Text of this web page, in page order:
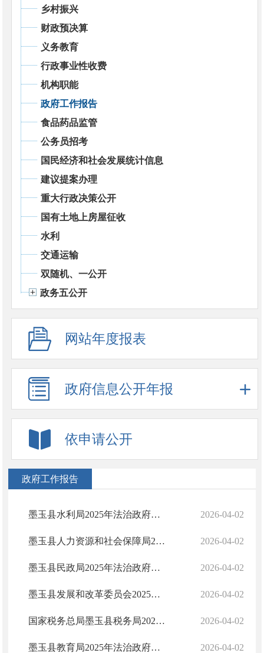
乡村振兴
财政预决算
义务教育
行政事业性收费
机构职能
政府工作报告
食品药品监管
公务员招考
国民经济和社会发展统计信息
建议提案办理
重大行政决策公开
国有土地上房屋征收
水利
交通运输
双随机、一公开
政务五公开
网站年度报表
政府信息公开年报
依申请公开
政府工作报告
2026-04-02
墨玉县水利局2025年法治政府建设年度报告
2026-04-02
墨玉县人力资源和社会保障局2025年法治政府建设年度报告
2026-04-02
墨玉县民政局2025年法治政府建设年度报告
2026-04-02
墨玉县发展和改革委员会2025年法治政府建设年度报告
2026-04-02
国家税务总局墨玉县税务局2025年法治政府建设年度报告
2026-04-02
墨玉县教育局2025年法治政府建设报告